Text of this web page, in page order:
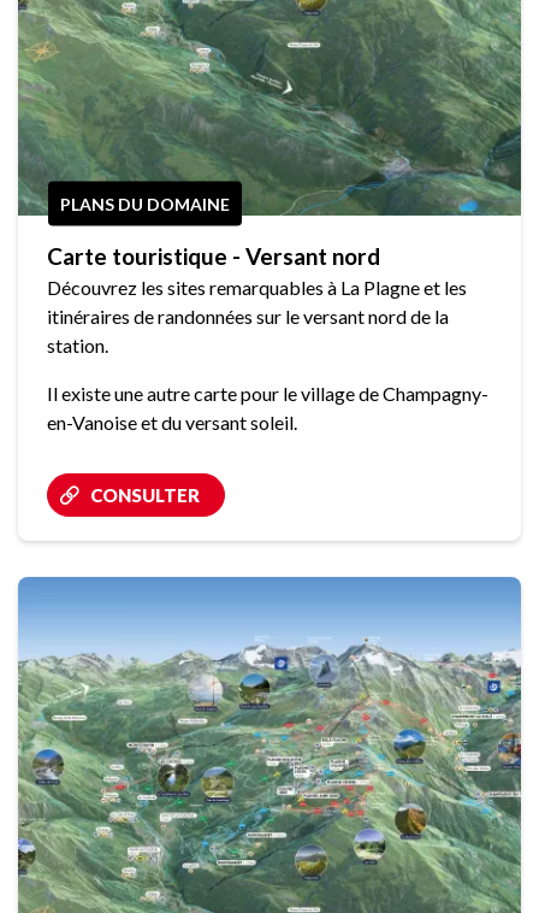
PLANS DU DOMAINE
Carte touristique - Versant nord
Découvrez les sites remarquables à La Plagne et les
itinéraires de randonnées sur le versant nord de la
station.
Il existe une autre carte pour le village de Champagny-
en-Vanoise et du versant soleil.
CONSULTER